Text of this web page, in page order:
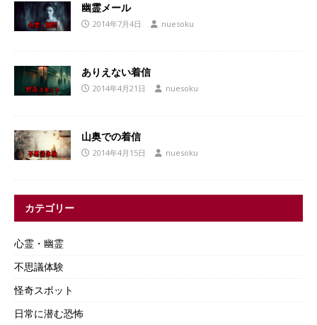
幽霊メール
2014年7月4日 nuesoku
ありえない着信
2014年4月21日 nuesoku
山奥での着信
2014年4月15日 nuesoku
カテゴリー
心霊・幽霊
不思議体験
怪奇スポット
日常に潜む恐怖